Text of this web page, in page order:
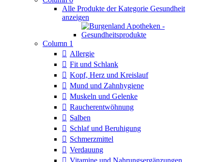
Alle Produkte der Kategorie Gesundheit
anzeigen
Column 1
Allergie
Fit und Schlank
Kopf, Herz und Kreislauf
Mund und Zahnhygiene
Muskeln und Gelenke
Raucherentwöhnung
Salben
Schlaf und Beruhigung
Schmerzmittel
Verdauung
Vitamine und Nahrungsergänzungen